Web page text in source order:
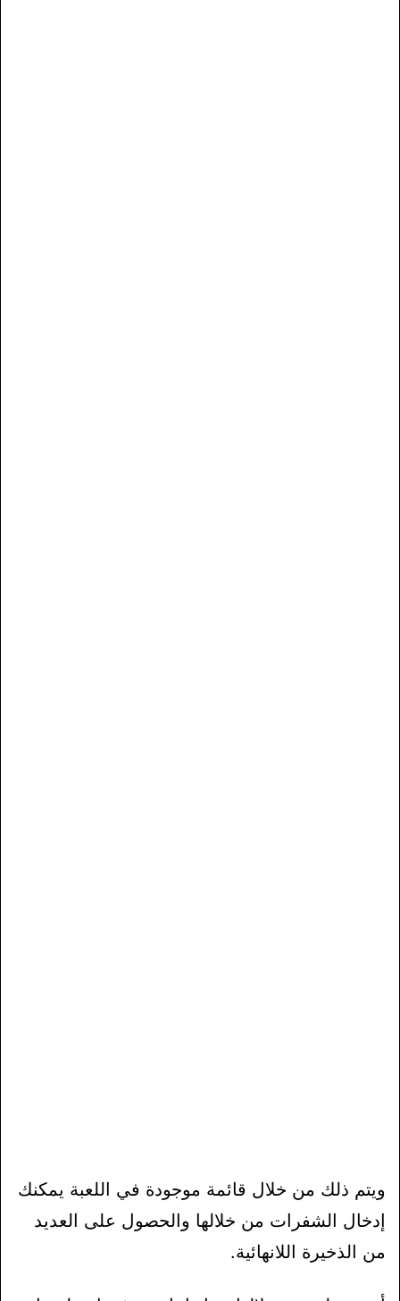
ويتم ذلك من خلال قائمة موجودة في اللعبة يمكنك
إدخال الشفرات من خلالها والحصول على العديد
من الذخيرة اللانهائية.